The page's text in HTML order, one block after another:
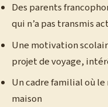
Des parents
qui n’a pas transmis
Une motivation
projet de voyage,
Un cadre familial où le
maison